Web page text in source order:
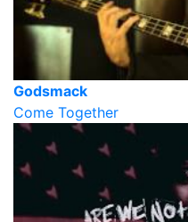
Godsmack
Come Together